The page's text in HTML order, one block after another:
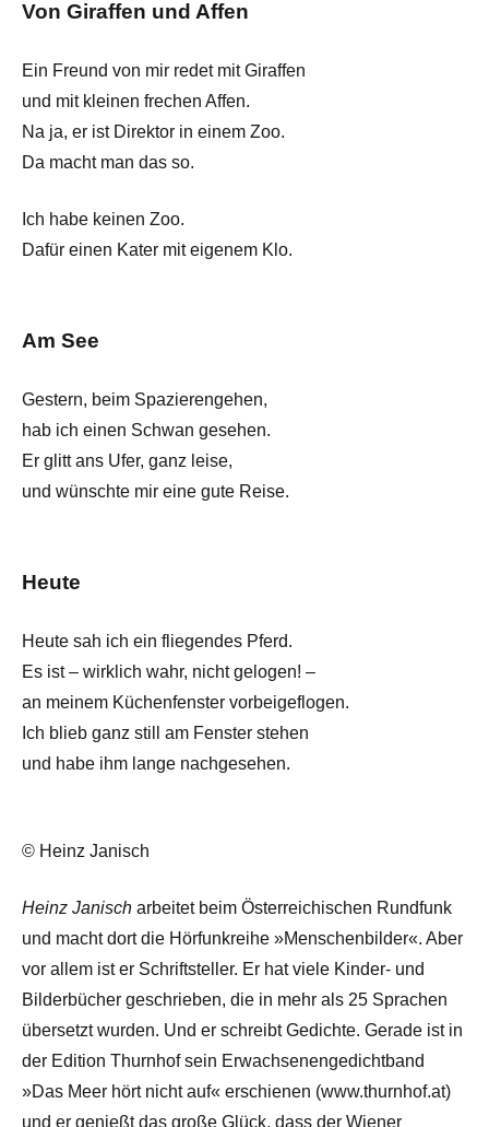
Von Giraffen und Affen
Ein Freund von mir redet mit Giraffen
und mit kleinen frechen Affen.
Na ja, er ist Direktor in einem Zoo.
Da macht man das so.
Ich habe keinen Zoo.
Dafür einen Kater mit eigenem Klo.
Am See
Gestern, beim Spazierengehen,
hab ich einen Schwan gesehen.
Er glitt ans Ufer, ganz leise,
und wünschte mir eine gute Reise.
Heute
Heute sah ich ein fliegendes Pferd.
Es ist – wirklich wahr, nicht gelogen! –
an meinem Küchenfenster vorbeigeflogen.
Ich blieb ganz still am Fenster stehen
und habe ihm lange nachgesehen.
© Heinz Janisch
Heinz Janisch arbeitet beim Österreichischen Rundfunk
und macht dort die Hörfunkreihe »Menschenbilder«. Aber
vor allem ist er Schriftsteller. Er hat viele Kinder- und
Bilderbücher geschrieben, die in mehr als 25 Sprachen
übersetzt wurden. Und er schreibt Gedichte. Gerade ist in
der Edition Thurnhof sein Erwachsenengedichtband
»Das Meer hört nicht auf« erschienen (www.thurnhof.at)
und er genießt das große Glück, dass der Wiener